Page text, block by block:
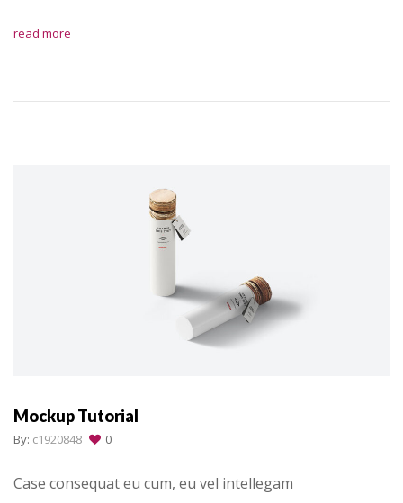
read more
Mockup Tutorial
By: c1920848 0
Case consequat eu cum, eu vel intellegam